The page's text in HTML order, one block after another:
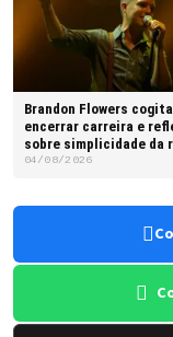
Brandon Flowers cogita
encerrar carreira e
sobre simplicidade da
pai
04/08/2026